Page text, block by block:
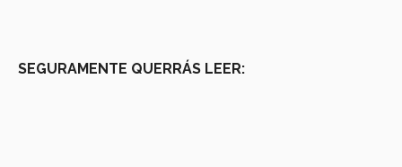
SEGURAMENTE QUERRÁS LEER: